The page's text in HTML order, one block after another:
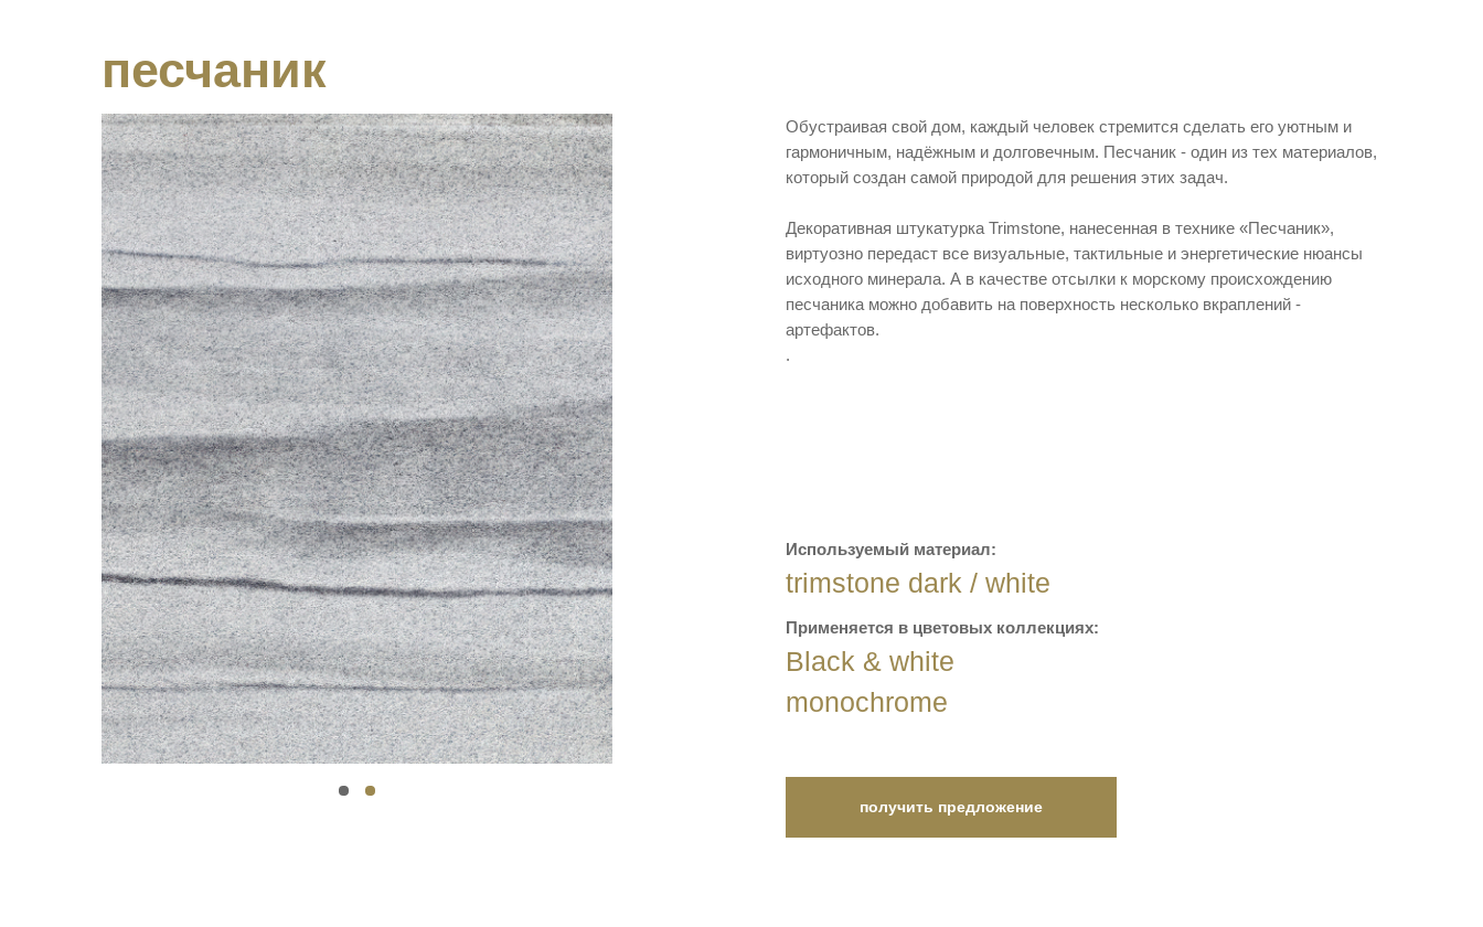
песчаник
Обустраивая свой дом, каждый человек стремится сделать его уютным и
гармоничным, надёжным и долговечным. Песчаник - один из тех материалов,
который создан самой природой для решения этих задач.
Декоративная штукатурка Trimstone, нанесенная в технике «Песчаник»,
виртуозно передаст все визуальные, тактильные и энергетические нюансы
исходного минерала. А в качестве отсылки к морскому происхождению
песчаника можно добавить на поверхность несколько вкраплений -
артефактов.
.
получить предложение
Black & white
Применяется в цветовых коллекциях:
monochrome
trimstone dark / white
Используемый материал: